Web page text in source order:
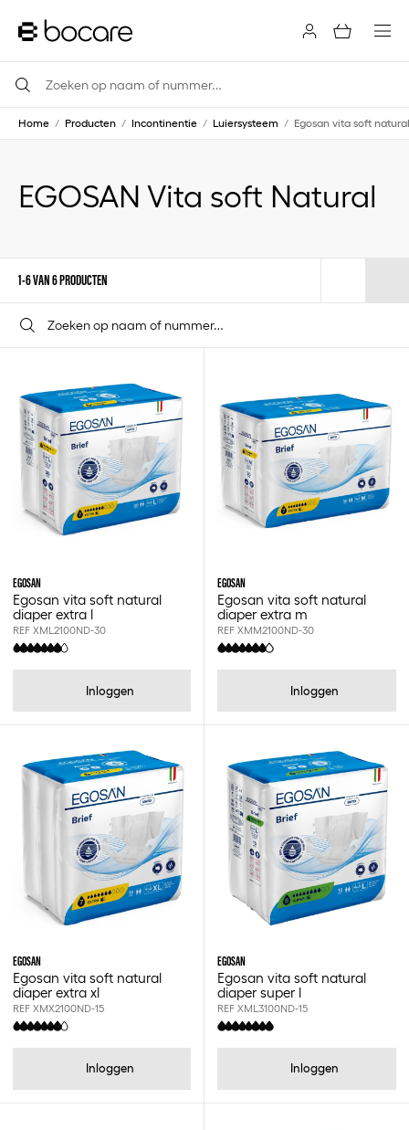
Home / Producten / Incontinentie / Luiersysteem / Egosan vita soft natural
EGOSAN Vita soft Natural
1-6 VAN 6 PRODUCTEN
Egosan
M
EGOSAN
Egosan vita soft natural
diaper extra l
REF XML2100ND-30
Inloggen
EGOSAN
Egosan vita soft natural
diaper extra m
REF XMM2100ND-30
Inloggen
EGOSAN
Egosan vita soft natural
diaper extra xl
REF XMX2100ND-15
Inloggen
EGOSAN
Egosan vita soft natural
diaper super l
REF XML3100ND-15
Inloggen